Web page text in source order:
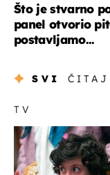
Što je stvarno
panel otvorio
postavljamo...
SVI
TV